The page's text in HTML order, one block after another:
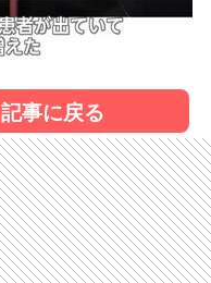
記事に戻る